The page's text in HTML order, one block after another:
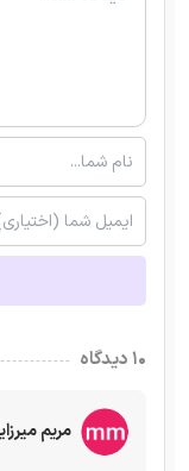
۱۰ دیدگاه
مریم